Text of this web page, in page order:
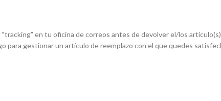
en tu oficina de correos antes de devolver el/los
gestionar un artículo de reemplazo con el que quedes